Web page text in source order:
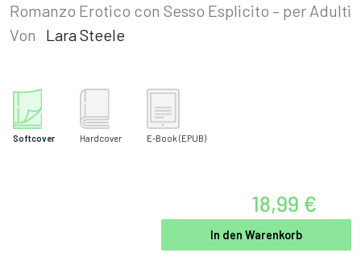
Romanzo Erotico con Sesso Esplicito – per Adulti
Von
Lara Steele
Softcover Hardcover E-Book (EPUB)
18,99 €
In den Warenkorb